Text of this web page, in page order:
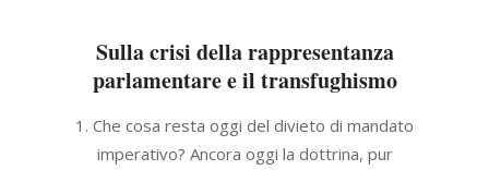
Sulla crisi della rappresentanza
parlamentare e il transfughismo
1. Che cosa resta oggi del divieto di mandato
imperativo? Ancora oggi la dottrina, pur